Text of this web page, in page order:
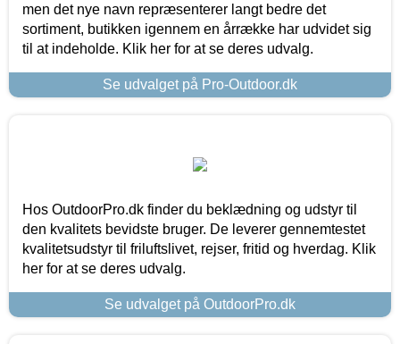
men det nye navn repræsenterer langt bedre det
sortiment, butikken igennem en årrække har udvidet sig
til at indeholde. Klik her for at se deres udvalg.
Se udvalget på Pro-Outdoor.dk
Hos OutdoorPro.dk finder du beklædning og udstyr til
den kvalitets bevidste bruger. De leverer gennemtestet
kvalitetsudstyr til friluftslivet, rejser, fritid og hverdag. Klik
her for at se deres udvalg.
Se udvalget på OutdoorPro.dk